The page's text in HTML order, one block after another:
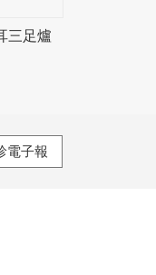
三足爐
電子報